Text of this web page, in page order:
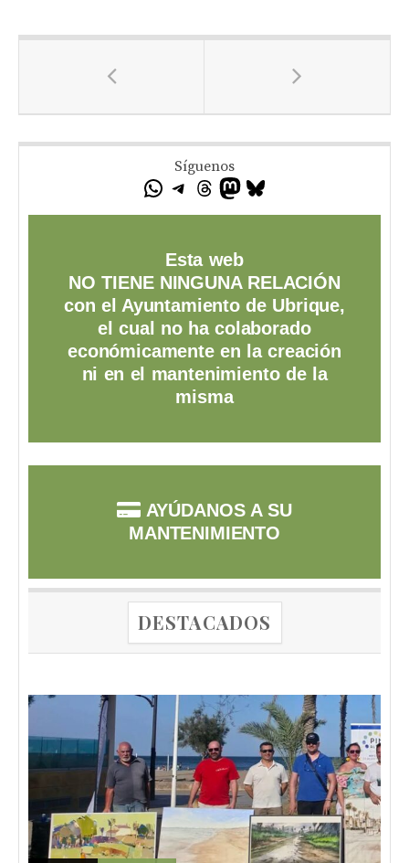
Síguenos
Esta web
NO TIENE NINGUNA RELACIÓN
con el Ayuntamiento de Ubrique,
el cual no ha colaborado
económicamente en la creación
ni en el mantenimiento de la
misma
AYÚDANOS A SU
MANTENIMIENTO
DESTACADOS